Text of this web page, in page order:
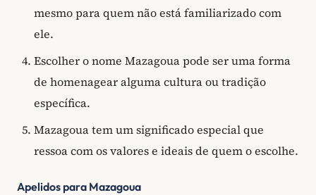
mesmo para quem não está familiarizado com
ele.
Escolher o nome Mazagoua pode ser uma forma
de homenagear alguma cultura ou tradição
específica.
Mazagoua tem um significado especial que
ressoa com os valores e ideais de quem o escolhe.
Apelidos para Mazagoua